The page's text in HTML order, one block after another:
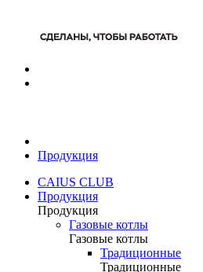
Продукция
CAIUS CLUB
Продукция
Продукция
Газовые котлы
Газовые котлы
Традиционные
Традиционные